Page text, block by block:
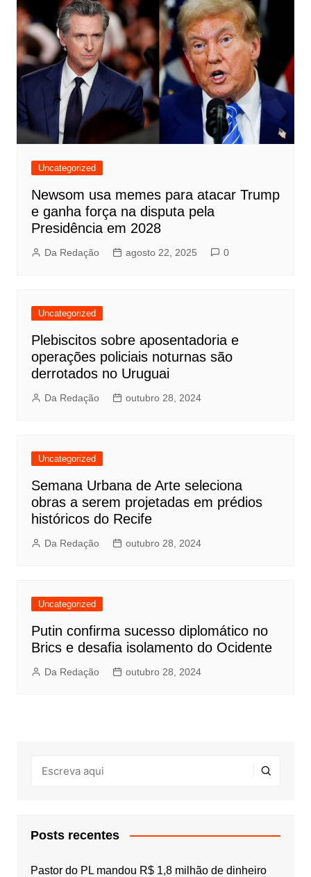
Uncategorized
Newsom usa memes para atacar Trump
e ganha força na disputa pela
Presidência em 2028
Da Redação agosto 22, 2025 0
Uncategorized
Plebiscitos sobre aposentadoria e
operações policiais noturnas são
derrotados no Uruguai
Da Redação outubro 28, 2024
Uncategorized
Semana Urbana de Arte seleciona
obras a serem projetadas em prédios
históricos do Recife
Da Redação outubro 28, 2024
Uncategorized
Putin confirma sucesso diplomático no
Brics e desafia isolamento do Ocidente
Da Redação outubro 28, 2024
Posts recentes
Pastor do PL mandou R$ 1,8 milhão de dinheiro